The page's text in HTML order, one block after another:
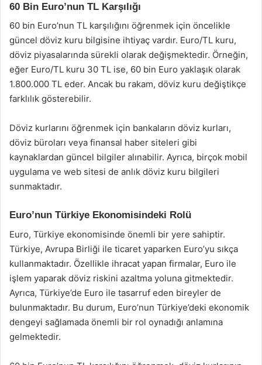
60 Bin Euro’nun TL Karşılığı
60 bin Euro’nun TL karşılığını öğrenmek için öncelikle
güncel döviz kuru bilgisine ihtiyaç vardır. Euro/TL kuru,
döviz piyasalarında sürekli olarak değişmektedir. Örneğin,
eğer Euro/TL kuru 30 TL ise, 60 bin Euro yaklaşık olarak
1.800.000 TL eder. Ancak bu rakam, döviz kuru değiştikçe
farklılık gösterebilir.
Döviz kurlarını öğrenmek için bankaların döviz kurları,
döviz büroları veya finansal haber siteleri gibi
kaynaklardan güncel bilgiler alınabilir. Ayrıca, birçok mobil
uygulama ve web sitesi de anlık döviz kuru bilgileri
sunmaktadır.
Euro’nun Türkiye Ekonomisindeki Rolü
Euro, Türkiye ekonomisinde önemli bir yere sahiptir.
Türkiye, Avrupa Birliği ile ticaret yaparken Euro’yu sıkça
kullanmaktadır. Özellikle ihracat yapan firmalar, Euro ile
işlem yaparak döviz riskini azaltma yoluna gitmektedir.
Ayrıca, Türkiye’de Euro ile tasarruf eden bireyler de
bulunmaktadır. Bu durum, Euro’nun Türkiye’deki ekonomik
dengeyi sağlamada önemli bir rol oynadığı anlamına
gelmektedir.